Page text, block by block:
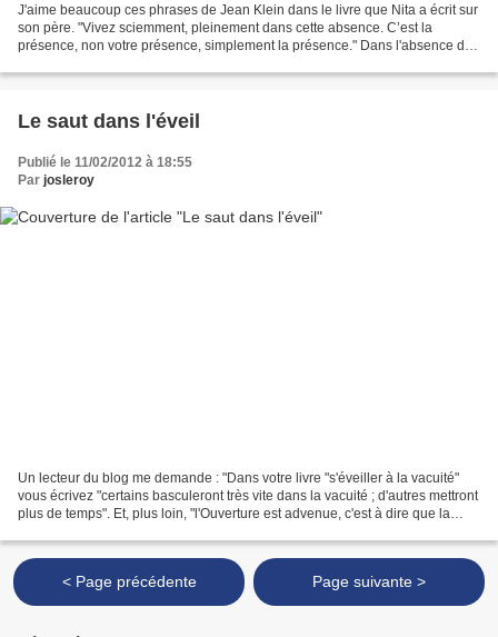
J'aime beaucoup ces phrases de Jean Klein dans le livre que Nita a écrit sur
son père. "Vivez sciemment, pleinement dans cette absence. C’est la
présence, non votre présence, simplement la présence." Dans l'absence du
Le saut dans l'éveil
Publié le 11/02/2012 à 18:55
Par josleroy
Un lecteur du blog me demande : "Dans votre livre "s'éveiller à la vacuité"
vous écrivez "certains basculeront très vite dans la vacuité ; d'autres mettront
plus de temps". Et, plus loin, "l'Ouverture est advenue, c'est à dire que la
< Page précédente Page suivante >